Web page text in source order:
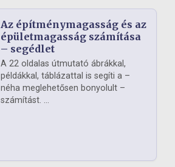
Az építménymagasság és az
épületmagasság számítása
– segédlet
A 22 oldalas útmutató ábrákkal,
példákkal, táblázattal is segíti a –
néha meglehetősen bonyolult –
számítást. ...